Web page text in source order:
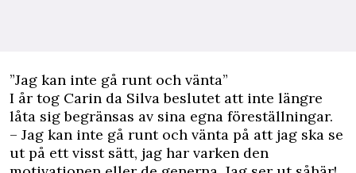
”Jag kan inte gå runt och vänta”
I år tog Carin da Silva beslutet att inte längre
låta sig begränsas av sina egna föreställningar.
– Jag kan inte gå runt och vänta på att jag ska se
ut på ett visst sätt, jag har varken den